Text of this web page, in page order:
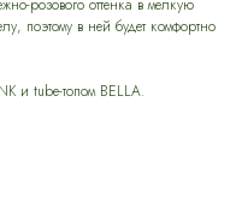
розового оттенка в мелкую
поэтому в ней будет комфортно
и tube-топом BELLA.